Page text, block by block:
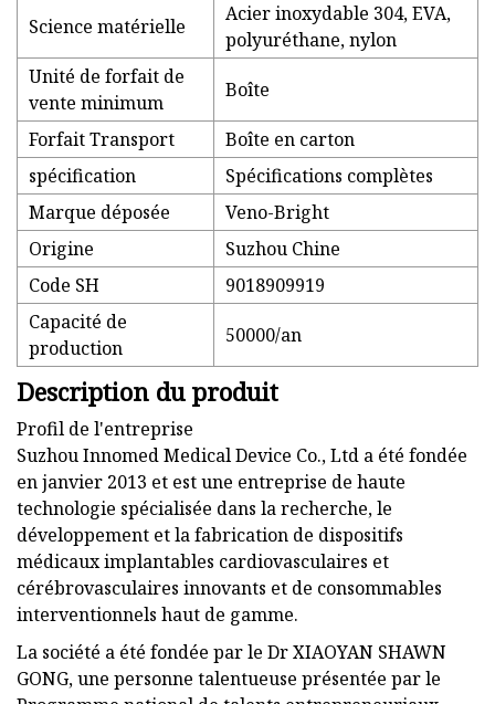
Science matérielle
Acier inoxydable 304, EVA,
polyuréthane, nylon
Unité de forfait de
vente minimum
Boîte
Forfait Transport
Boîte en carton
spécification
Spécifications complètes
Marque déposée
Veno-Bright
Origine
Suzhou Chine
Code SH
9018909919
Capacité de
production
50000/an
Description du produit
Profil de l'entreprise
Suzhou Innomed Medical Device Co., Ltd a été fondée
en janvier 2013 et est une entreprise de haute
technologie spécialisée dans la recherche, le
développement et la fabrication de dispositifs
médicaux implantables cardiovasculaires et
cérébrovasculaires innovants et de consommables
interventionnels haut de gamme.
La société a été fondée par le Dr XIAOYAN SHAWN
GONG, une personne talentueuse présentée par le